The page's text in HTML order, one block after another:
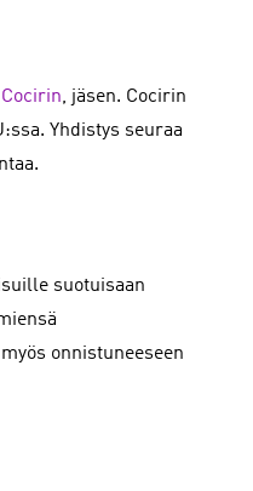
Cocirin, jäsen. Cocirin
Yhdistys seuraa
suotuisaan
onnistuneeseen